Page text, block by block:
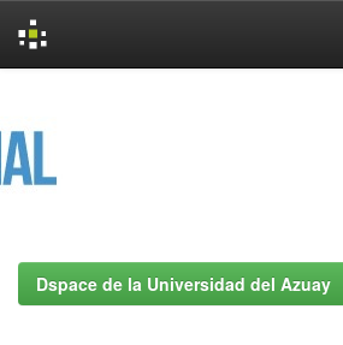
Dspace de la Universidad del Azuay